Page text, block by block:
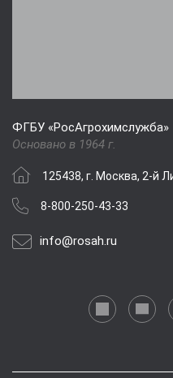
ФГБУ «РосАгрохимслужба»
Основано в 1964 г.
125438, г. Москва, 2-й
8-800-250-43-33
info@rosah.ru